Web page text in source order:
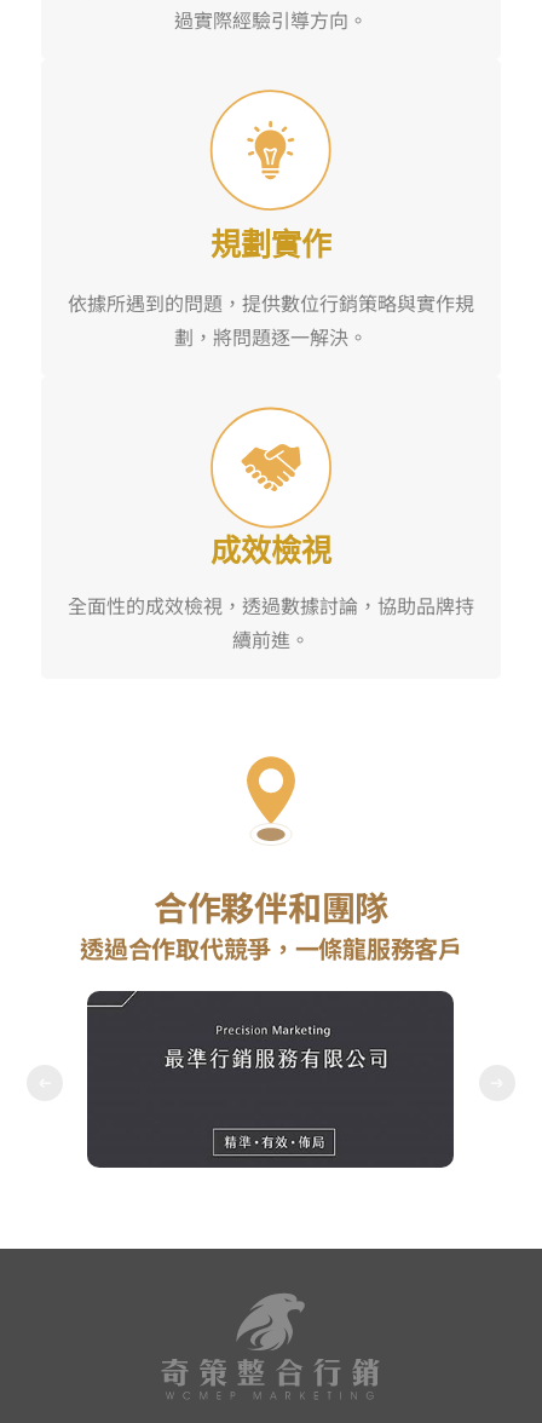
過實際經驗引導方向。
規劃實作
依據所遇到的問題，提供數位行銷策略與實作規
劃，將問題逐一解決。
成效檢視
全面性的成效檢視，透過數據討論，協助品牌持
續前進。
合作夥伴和團隊
透過合作取代競爭，一條龍服務客戶